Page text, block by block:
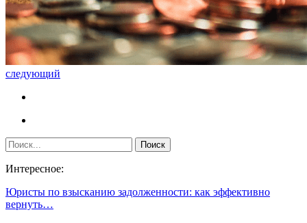
следующий
Интересное:
Юристы по взысканию задолженности: как эффективно
вернуть…